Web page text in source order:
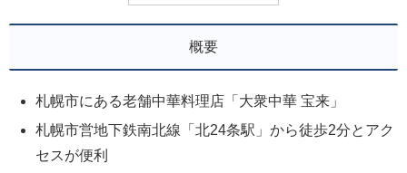
概要
札幌市にある老舗中華料理店「大衆中華 宝来」
札幌市営地下鉄南北線「北24条駅」から徒歩2分とアク
セスが便利